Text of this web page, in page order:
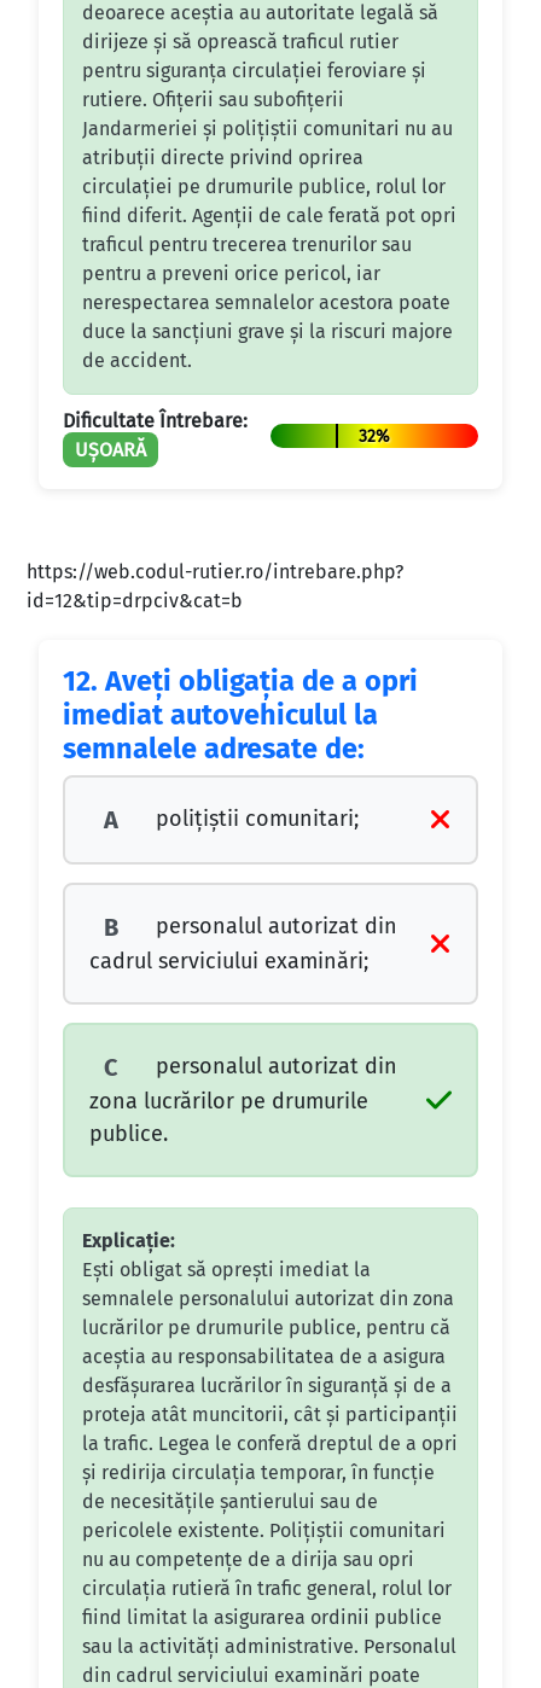
deoarece aceștia au autoritate legală să
dirijeze și să oprească traficul rutier
pentru siguranța circulației feroviare și
rutiere. Ofițerii sau subofițerii
Jandarmeriei și polițiștii comunitari nu au
atribuții directe privind oprirea
circulației pe drumurile publice, rolul lor
fiind diferit. Agenții de cale ferată pot opri
traficul pentru trecerea trenurilor sau
pentru a preveni orice pericol, iar
nerespectarea semnalelor acestora poate
duce la sancțiuni grave și la riscuri majore
de accident.
Dificultate Întrebare:
UȘOARĂ
32%
https://web.codul-rutier.ro/intrebare.php?
id=12&tip=drpciv&cat=b
12. Aveţi obligaţia de a opri
imediat autovehiculul la
semnalele adresate de:
A poliţiştii comunitari;
B
personalul autorizat din
cadrul serviciului examinări;
C
personalul autorizat din
zona lucrărilor pe drumurile
publice.
Explicație:
Ești obligat să oprești imediat la
semnalele personalului autorizat din zona
lucrărilor pe drumurile publice, pentru că
aceștia au responsabilitatea de a asigura
desfășurarea lucrărilor în siguranță și de a
proteja atât muncitorii, cât și participanții
la trafic. Legea le conferă dreptul de a opri
și redirija circulația temporar, în funcție
de necesitățile șantierului sau de
pericolele existente. Polițiștii comunitari
nu au competențe de a dirija sau opri
circulația rutieră în trafic general, rolul lor
fiind limitat la asigurarea ordinii publice
sau la activități administrative. Personalul
din cadrul serviciului examinări poate